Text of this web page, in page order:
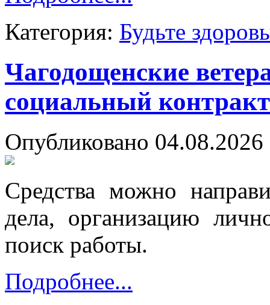
Категория: Будьте
Чагодощенские
социальный контракт
Опубликовано
Средства можно
дела, организацию
поиск работы.
Подробнее...